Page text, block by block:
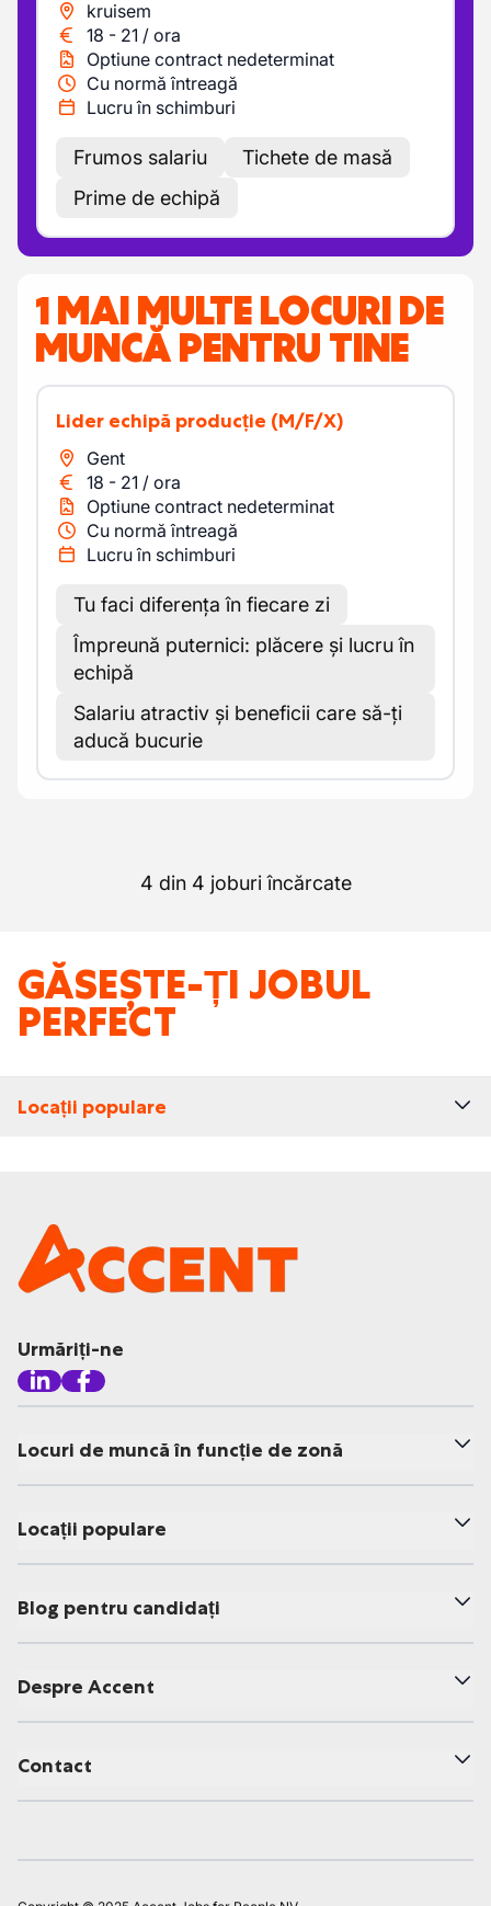
kruisem
18 - 21 / ora
Optiune contract nedeterminat
Cu normă întreagă
Lucru în schimburi
Frumos salariu
Tichete de masă
Prime de echipă
1 MAI MULTE LOCURI DE
MUNCĂ PENTRU TINE
Lider echipă producție (M/F/X)
Gent
18 - 21 / ora
Optiune contract nedeterminat
Cu normă întreagă
Lucru în schimburi
Tu faci diferența în fiecare zi
Împreună puternici: plăcere și lucru în
echipă
Salariu atractiv și beneficii care să-ți
aducă bucurie
4 din 4 joburi încărcate
GĂSEȘTE-ȚI JOBUL
PERFECT
Locații populare
Urmăriți-ne
Locuri de muncă în funcție de zonă
Locații populare
Blog pentru candidați
Despre Accent
Contact